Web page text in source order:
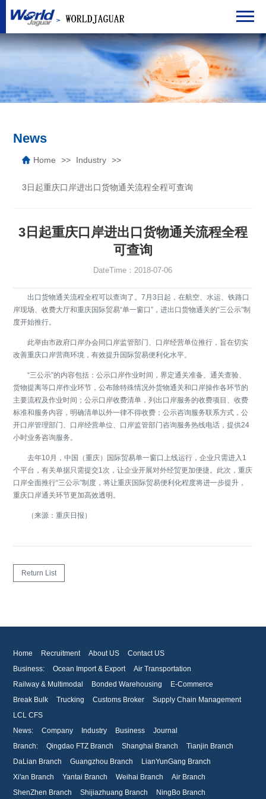
News
Home Industry
3日起重庆口岸进出口货物通关流程全程可查询
3日起重庆口岸进出口货物通关流程全程
可查询
DateTime：2018-07-06
出口货物通关流程全程可以查询了。7月3日起，在航空、水运、铁路口
岸现场、收费大厅和重庆国际贸易“单一窗口”，进出口货物通关的“三公示”制
度开始推行。
此举由市政府口岸办会同口岸监管部门、口岸经营单位推行，旨在切实
改善重庆口岸营商环境，有效提升国际贸易便利化水平。
“三公示”的内容包括：公示口岸作业时间，界定通关准备、通关查验、
货物提离等口岸作业环节，公布除特殊情况外货物通关和口岸操作各环节的
主要流程及作业时间；公示口岸收费清单，列出口岸服务的收费项目、收费
标准和服务内容，明确清单以外一律不得收费；公示咨询服务联系方式，公
开口岸管理部门、口岸经营单位、口岸监管部门咨询服务热线电话，提供24
小时业务咨询服务。
去年10月，中国（重庆）国际贸易单一窗口上线运行，企业只需进入1
个平台，有关单据只需提交1次，让企业开展对外经贸更加便捷。此次，重庆
口岸全面推行“三公示”制度，将让重庆国际贸易便利化程度将进一步提升，
重庆口岸通关环节更加高效透明。
（来源：重庆日报）
Return List
Home Recruitment About US
Contact US
Business:
Ocean Import & Export
Air Transportation
Railway & Multimodal
Bonded Warehousing
E-Commerce
Break Bulk
Trucking Customs Broker
Supply Chain Management
LCL CFS
News:
Company Industry Business
Journal
Branch:
Qingdao FTZ Branch Shanghai Branch
Tianjin Branch
DaLian Branch
Guangzhou Branch
LianYunGang Branch
Xi'an Branch
Yantai Branch Weihai Branch
Air Branch
ShenZhen Branch
Shijiazhuang Branch NingBo Branch